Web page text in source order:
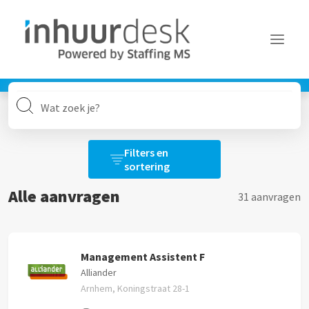
Aanvragen
Over Inhuurdesk
FAQ
Aanvragen
Opdrachtgever
Locatie
Filters en
sortering
Alle aanvragen 31 aanvragen
Management Assistent F
Alliander
Arnhem, Koningstraat 28-1